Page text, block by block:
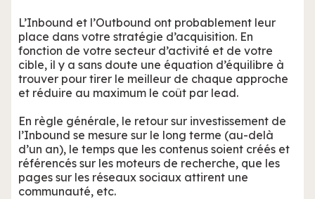
L’Inbound et l’Outbound ont probablement leur
place dans votre stratégie d’acquisition. En
fonction de votre secteur d’activité et de votre
cible, il y a sans doute une équation d’équilibre à
trouver pour tirer le meilleur de chaque approche
et réduire au maximum le coût par lead.
En règle générale, le retour sur investissement de
l’Inbound se mesure sur le long terme (au-delà
d’un an), le temps que les contenus soient créés et
référencés sur les moteurs de recherche, que les
pages sur les réseaux sociaux attirent une
communauté, etc.